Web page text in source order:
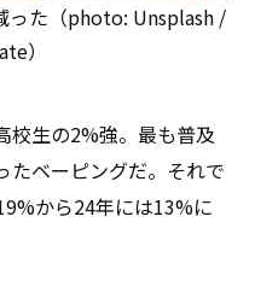
った（photo: Unsplash /
）
校生の2%強。最も普及
たベーピングだ。それで
から24年には13%に